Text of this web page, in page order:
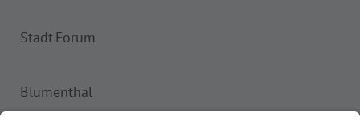
Stadt Forum
Blumenthal